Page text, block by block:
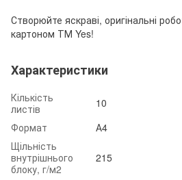
Створюйте яскраві, оригінальні
картоном ТМ Yes!
Характеристики
Кількість
листів
10
Формат
А4
Щільність
внутрішнього
блоку, г/м2
215